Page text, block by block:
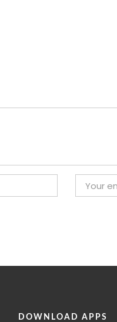
DOWNLOAD APPS